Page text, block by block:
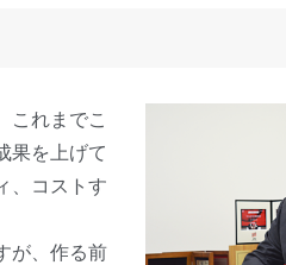
これまでこ
果を上げて
、コストす
が、作る前